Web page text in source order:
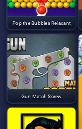
Pop the Bubbles Relaxant
Gun Match Screw